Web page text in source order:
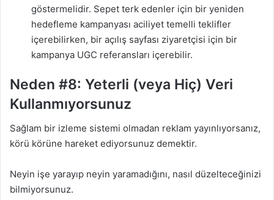
göstermelidir. Sepet terk edenler için bir yeniden
hedefleme kampanyası aciliyet temelli teklifler
içerebilirken, bir açılış sayfası ziyaretçisi için bir
kampanya UGC referansları içerebilir.
Neden #8: Yeterli (veya Hiç) Veri
Kullanmıyorsunuz
Sağlam bir izleme sistemi olmadan reklam yayınlıyorsanız,
körü körüne hareket ediyorsunuz demektir.
Neyin işe yarayıp neyin yaramadığını, nasıl düzelteceğinizi
bilmiyorsunuz.